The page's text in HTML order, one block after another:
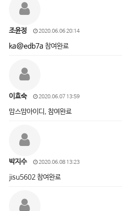
조윤정 2020.06.06 20:14
ka@edb7a 참여완료
이효숙 2020.06.07 13:59
맘스맘아이디, 참여완료
박지수 2020.06.08 13:23
jisu5602 참여완료